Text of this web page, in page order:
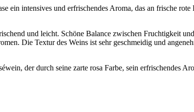
ein intensives und erfrischendes Aroma, das an frische
und leicht. Schöne Balance zwischen Fruchtigkeit
Die Textur des Weins ist sehr geschmeidig und
der durch seine zarte rosa Farbe, sein erfrischendes